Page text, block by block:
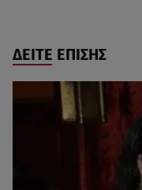
ΔΕΙΤΕ ΕΠΙΣΗΣ